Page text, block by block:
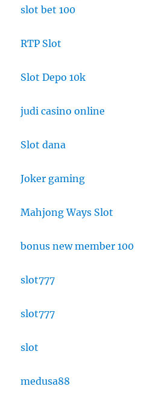
slot bet 100
RTP Slot
Slot Depo 10k
judi casino online
Slot dana
Joker gaming
Mahjong Ways Slot
bonus new member 100
slot777
slot777
slot
medusa88